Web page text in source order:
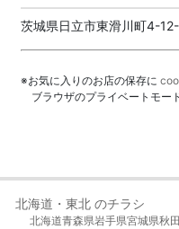
茨城県日立市東滑川町4-
※お気に入りのお店の保存に
ブラウザのプライベートモー
北海道・東北 のチラシ
北海道青森県岩手県宮城県秋